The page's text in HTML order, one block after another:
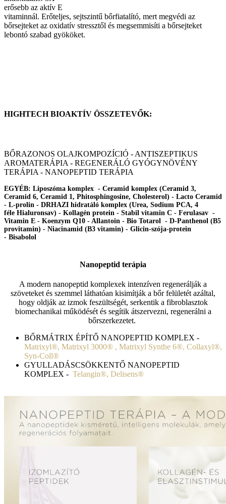
erősebb az aktív E
vitaminnál. Erőteljes, sejtszintű bőrfiatalító, mert megvédi az
bőrsejteket az oxidatív stressztől és megsemmisíti a bőrsejteket
lebontó szabad gyököket.
HIGHTECH BIOAKTÍV ÖSSZETEVŐK:
BŐRAZONOS OLAJKOMPOZÍCIÓ - ANTISZEPTIKUS
AROMATERÁPIA - REGENERÁLÓ GYÓGYNÖVÉNY
TERÁPIA - NANOPEPTID TERÁPIA
EGYÉB: Liposzóma komplex - Ceramid komplex (Ceramid 3,
Ceramid 6, Ceramid 1, Phitosphingosine, Cholesterol) - Lacto Ceramid
- L-prolin - DRHAZI hidratáló komplex (Urea, Sodium PCA, 4
féle Hialuronsav) - Kollagén protein - Stabil vitamin C - Ferulasav -
Vitamin E - Koenzym Q10 - Allantoin - Bio Totarol - D-Panthenol (B5
provitamin) - Niacinamid (B3 vitamin) - Glicin-szója-protein
- Bisabolol
Nanopeptid terápia
A modern nanopeptid komplexek intenzíven regenerálják a
szöveteket és szemmel láthatóan kisimítják a bőr felületét azáltal,
hogy oldják az izmok feszültségét, serkentik a fibroblasztok
biomechanikai működését és segítik átszervezni, regenerálni a
bőrszerkezetet.
BŐRMÁTRIX ÉPÍTŐ NANOPEPTID KOMPLEX -
Matrixyl®, Matrixyl 3000® , Matrixyl Synthe 6®, Collaxyl®,
Syn-Coll®
GYULLADÁSCSÖKKENTŐ NANOPEPTID
KOMPLEX - Telangin®, Delisens®